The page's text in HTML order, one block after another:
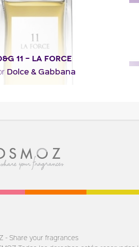
11 - LA FORCE
Dolce & Gabbana
- Share your fragrances